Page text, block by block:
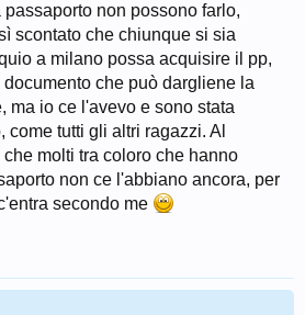
non possono farlo,
scontato che chiunque si sia
a milano possa acquisire il pp,
che può dargliene la
ma io ce l'avevo e sono stata
come tutti gli altri ragazzi. Al
molti tra coloro che hanno
non ce l'abbiano ancora, per
secondo me